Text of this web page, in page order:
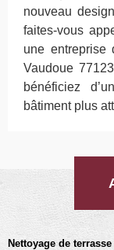
nouveau
faites-vous
une entreprise
Vaudoue
bénéficiez
bâtiment plus
Nettoyage de